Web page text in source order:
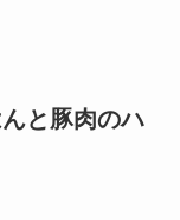
と豚肉のハ